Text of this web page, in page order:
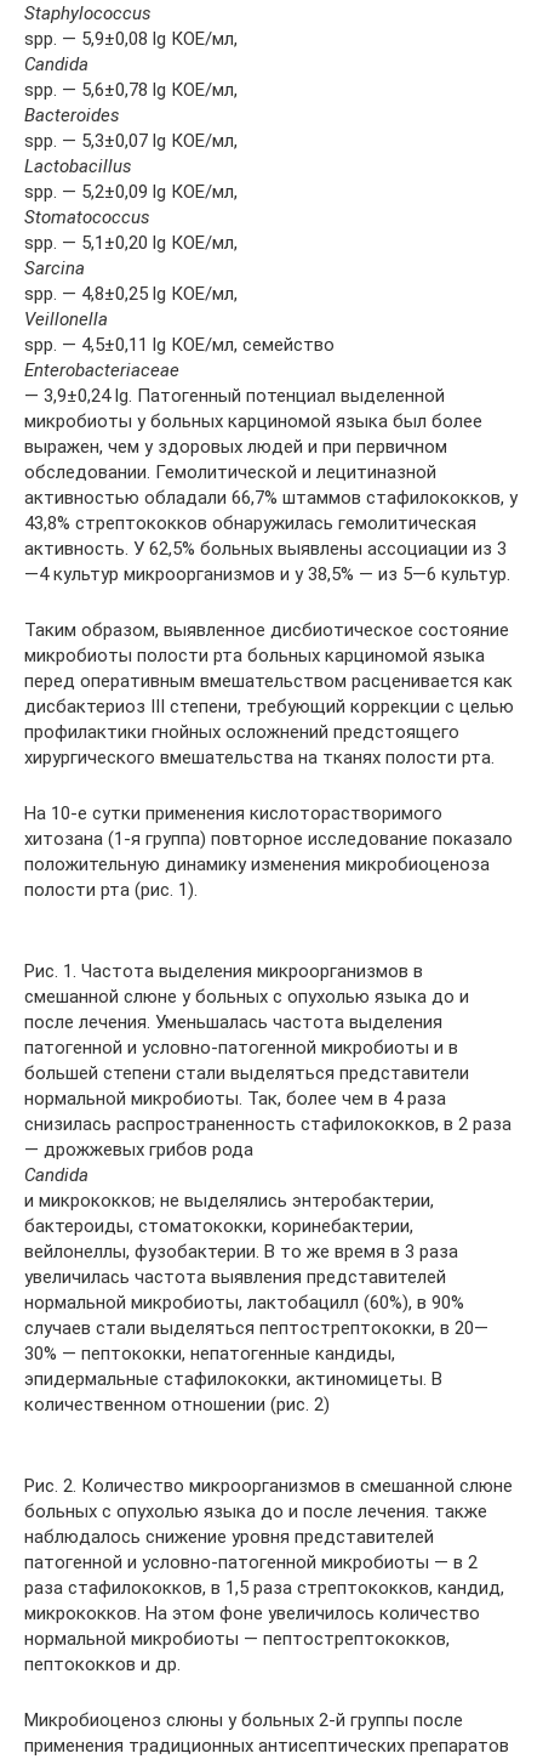
Staphylococcus
spp. — 5,9±0,08 lg КОЕ/мл,
Candida
spp. — 5,6±0,78 lg КОЕ/мл,
Bacteroides
spp. — 5,3±0,07 lg КОЕ/мл,
Lactobacillus
spp. — 5,2±0,09 lg КОЕ/мл,
Stomatococcus
spp. — 5,1±0,20 lg КОЕ/мл,
Sarcina
spp. — 4,8±0,25 lg КОЕ/мл,
Veillonella
spp. — 4,5±0,11 lg КОЕ/мл, семейство
Enterobacteriaceae
— 3,9±0,24 lg. Патогенный потенциал выделенной
микробиоты у больных карциномой языка был более
выражен, чем у здоровых людей и при первичном
обследовании. Гемолитической и лецитиназной
активностью обладали 66,7% штаммов стафилококков, у
43,8% стрептококков обнаружилась гемолитическая
активность. У 62,5% больных выявлены ассоциации из 3
—4 культур микроорганизмов и у 38,5% — из 5—6 культур.
Таким образом, выявленное дисбиотическое состояние
микробиоты полости рта больных карциномой языка
перед оперативным вмешательством расценивается как
дисбактериоз III степени, требующий коррекции с целью
профилактики гнойных осложнений предстоящего
хирургического вмешательства на тканях полости рта.
На 10-е сутки применения кислоторастворимого
хитозана (1-я группа) повторное исследование показало
положительную динамику изменения микробиоценоза
полости рта (рис. 1).
Рис. 1. Частота выделения микроорганизмов в
смешанной слюне у больных с опухолью языка до и
после лечения. Уменьшалась частота выделения
патогенной и условно-патогенной микробиоты и в
большей степени стали выделяться представители
нормальной микробиоты. Так, более чем в 4 раза
снизилась распространенность стафилококков, в 2 раза
— дрожжевых грибов рода
Candida
и микрококков; не выделялись энтеробактерии,
бактероиды, стоматококки, коринебактерии,
вейлонеллы, фузобактерии. В то же время в 3 раза
увеличилась частота выявления представителей
нормальной микробиоты, лактобацилл (60%), в 90%
случаев стали выделяться пептострептококки, в 20—
30% — пептококки, непатогенные кандиды,
эпидермальные стафилококки, актиномицеты. В
количественном отношении (рис. 2)
Рис. 2. Количество микроорганизмов в смешанной слюне
больных с опухолью языка до и после лечения. также
наблюдалось снижение уровня представителей
патогенной и условно-патогенной микробиоты — в 2
раза стафилококков, в 1,5 раза стрептококков, кандид,
микрококков. На этом фоне увеличилось количество
нормальной микробиоты — пептострептококков,
пептококков и др.
Микробиоценоз слюны у больных 2-й группы после
применения традиционных антисептических препаратов